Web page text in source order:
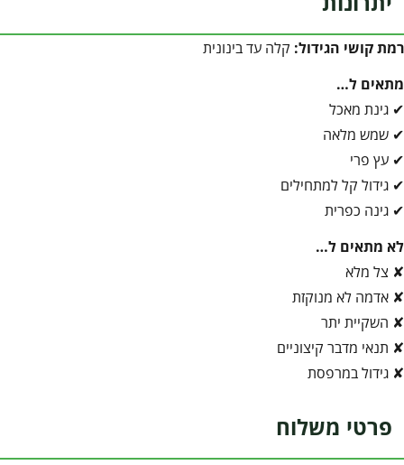
רמת קושי הגידול: קלה עד בינונית
מתאים ל…
✔ גינת מאכל
✔ שמש מלאה
✔ עץ פרי
✔ גידול קל למתחילים
✔ גינה כפרית
לא מתאים ל…
✘ צל מלא
✘ אדמה לא מנוקזת
✘ השקיית יתר
✘ תנאי מדבר קיצוניים
✘ גידול במרפסת
פרטי משלוח